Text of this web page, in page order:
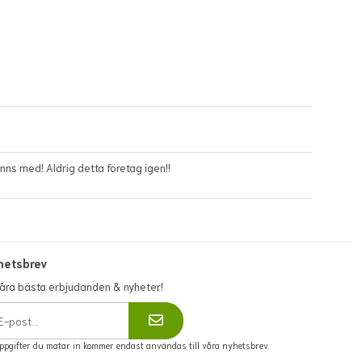
med! Aldrig detta företag igen!!
bästa erbjudanden & nyheter!
du matar in kommer endast användas till våra nyhetsbrev.